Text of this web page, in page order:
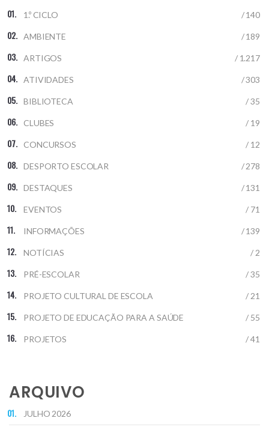
1.º CICLO / 140
AMBIENTE / 189
ARTIGOS / 1.217
ATIVIDADES / 303
BIBLIOTECA / 35
CLUBES / 19
CONCURSOS / 12
DESPORTO ESCOLAR / 278
DESTAQUES / 131
EVENTOS / 71
INFORMAÇÕES / 139
NOTÍCIAS / 2
PRÉ-ESCOLAR / 35
PROJETO CULTURAL DE ESCOLA / 21
PROJETO DE EDUCAÇÃO PARA A SAÚDE / 55
PROJETOS / 41
ARQUIVO
JULHO 2026